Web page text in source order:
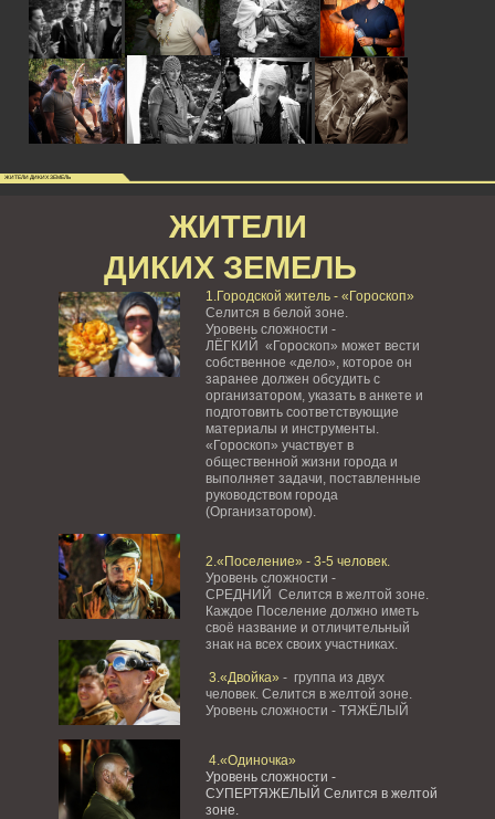
ЖИТЕЛИ ДИКИХ ЗЕМЕЛЬ
ЖИТЕЛИ
ДИКИХ ЗЕМЕЛЬ
1.Городской житель - «Гороскоп»
Селится в белой зоне.
Уровень сложности -
ЛЁГКИЙ «Гороскоп» может вести
собственное «дело», которое он
заранее должен обсудить с
организатором, указать в анкете и
подготовить соответствующие
материалы и инструменты.
«Гороскоп» участвует в
общественной жизни города и
выполняет задачи, поставленные
руководством города
(Организатором).
2.«Поселение» - 3-5 человек.
Уровень сложности -
СРЕДНИЙ Селится в желтой зоне.
Каждое Поселение должно иметь
своё название и отличительный
знак на всех своих участниках.
3.«Двойка» - группа из двух
человек. Селится в желтой зоне.
Уровень сложности - ТЯЖЁЛЫЙ
4.«Одиночка»
Уровень сложности -
СУПЕРТЯЖЕЛЫЙ Селится в желтой
зоне.